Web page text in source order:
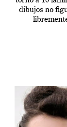
dibujos no